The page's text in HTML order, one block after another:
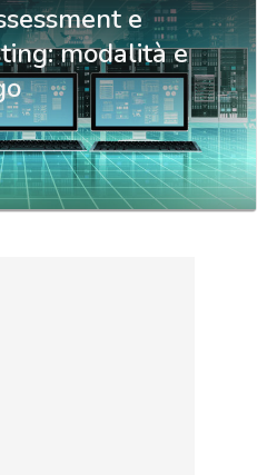
e
modalità e